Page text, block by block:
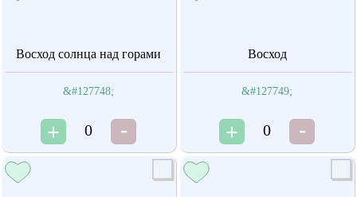
Восход солнца над горами
&#127748;
0
Восход
&#127749;
0